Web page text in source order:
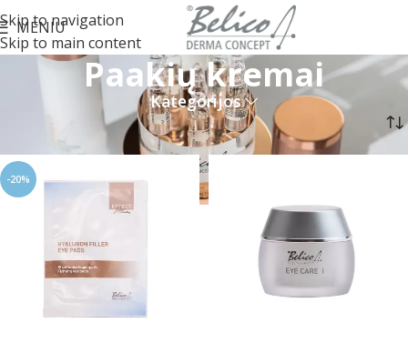
Skip to navigation
Skip to main content
MENIU
Paakių kremai
Kategorijos
Veido priežiūra Paakių kremai
-20%